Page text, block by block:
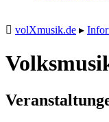
volXmusik.de ▸